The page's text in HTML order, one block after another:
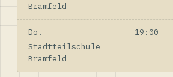
Bramfeld
Do.
19:00
Stadtteilschule
Bramfeld